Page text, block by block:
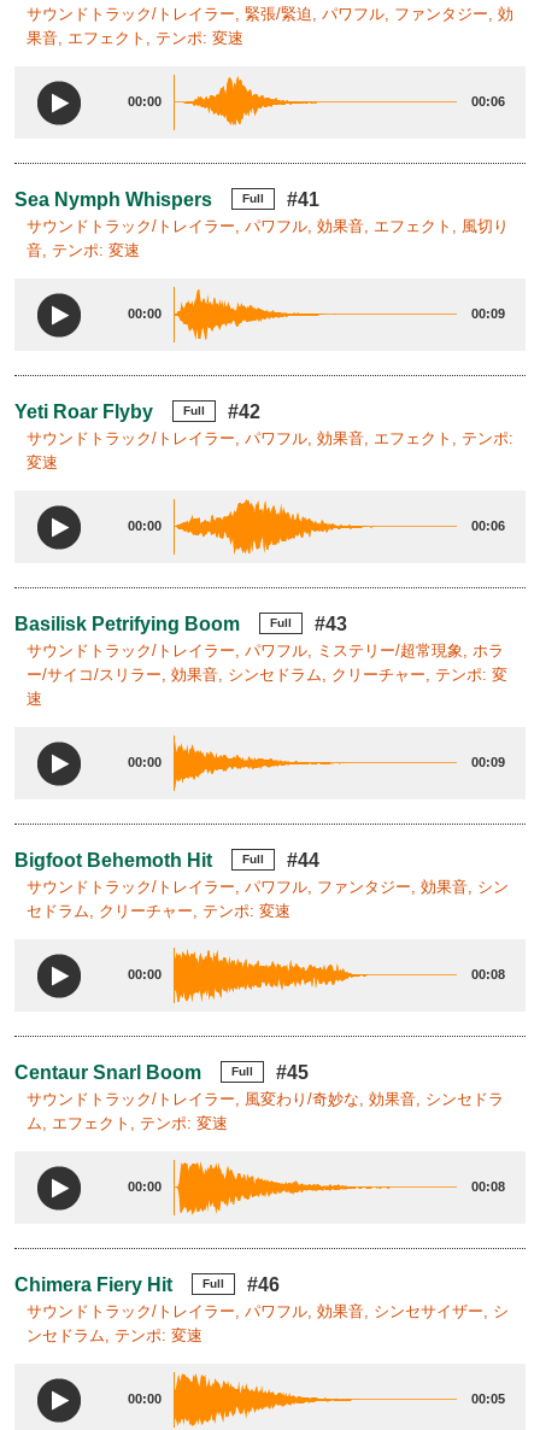
サウンドトラック/トレイラー, 緊張/緊迫, パワフル, ファンタジー, 効
果音, エフェクト, テンポ: 変速
00:00 00:06
Sea Nymph Whispers Full #41
サウンドトラック/トレイラー, パワフル, 効果音, エフェクト, 風切り
音, テンポ: 変速
00:00 00:09
Yeti Roar Flyby Full #42
サウンドトラック/トレイラー, パワフル, 効果音, エフェクト, テンポ:
変速
00:00 00:06
Basilisk Petrifying Boom Full #43
サウンドトラック/トレイラー, パワフル, ミステリー/超常現象, ホラ
ー/サイコ/スリラー, 効果音, シンセドラム, クリーチャー, テンポ: 変
速
00:00 00:09
Bigfoot Behemoth Hit Full #44
サウンドトラック/トレイラー, パワフル, ファンタジー, 効果音, シン
セドラム, クリーチャー, テンポ: 変速
00:00 00:08
Centaur Snarl Boom Full #45
サウンドトラック/トレイラー, 風変わり/奇妙な, 効果音, シンセドラ
ム, エフェクト, テンポ: 変速
00:00 00:08
Chimera Fiery Hit Full #46
サウンドトラック/トレイラー, パワフル, 効果音, シンセサイザー, シ
ンセドラム, テンポ: 変速
00:00 00:05